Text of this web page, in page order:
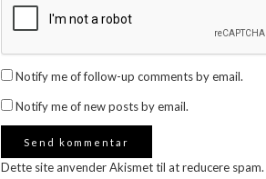
Notify me of follow-up comments by email.
Notify me of new posts by email.
Dette site anvender Akismet til at reducere spam.